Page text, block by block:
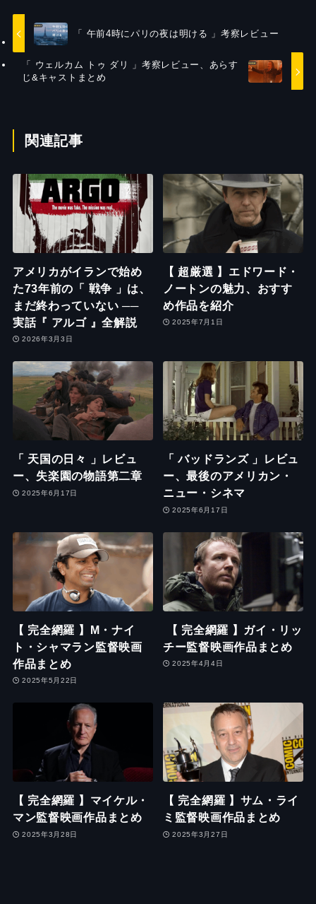
「 午前4時にパリの夜は明ける 」考察レビュー
「 ウェルカム トゥ ダリ 」考察レビュー、あらす
じ&キャストまとめ
関連記事
アメリカがイランで始め
た73年前の「 戦争 」は、
まだ終わっていない ──
実話『 アルゴ 』全解説
2026年3月3日
【 超厳選 】エドワード・
ノートンの魅力、おすす
め作品を紹介
2025年7月1日
「 天国の日々 」レビュ
ー、失楽園の物語第二章
2025年6月17日
「 バッドランズ 」レビュ
ー、最後のアメリカン・
ニュー・シネマ
2025年6月17日
【 完全網羅 】M・ナイ
ト・シャマラン監督映画
作品まとめ
2025年5月22日
【 完全網羅 】ガイ・リッ
チー監督映画作品まとめ
2025年4月4日
【 完全網羅 】マイケル・
マン監督映画作品まとめ
2025年3月28日
【 完全網羅 】サム・ライ
ミ監督映画作品まとめ
2025年3月27日